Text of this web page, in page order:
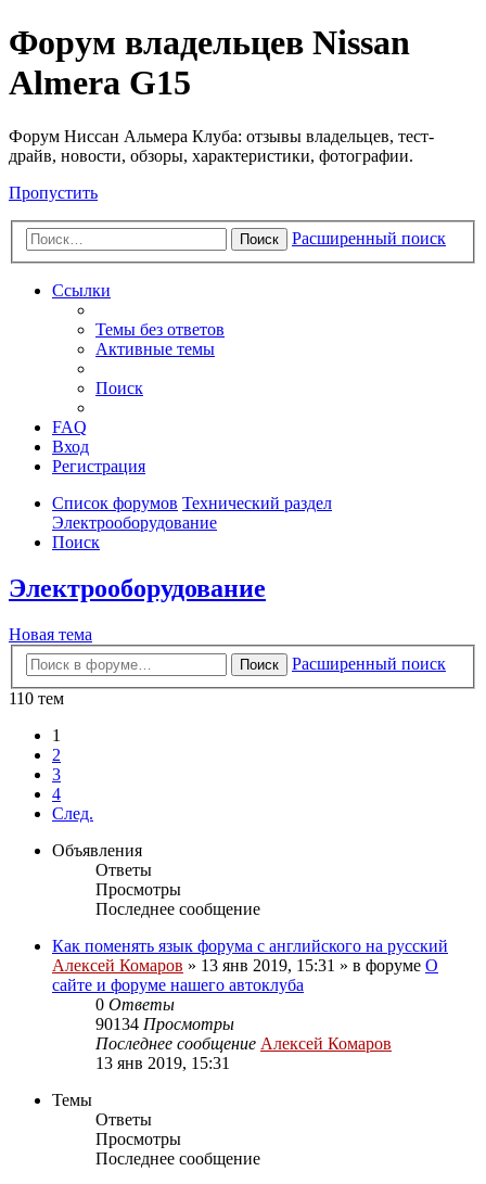
Форум владельцев Nissan
Almera G15
Форум Ниссан Альмера Клуба: отзывы владельцев, тест-
драйв, новости, обзоры, характеристики, фотографии.
Пропустить
Поиск Расширенный поиск
Ссылки
Темы без ответов
Активные темы
Поиск
FAQ
Вход
Регистрация
Список форумов Технический раздел
Электрооборудование
Поиск
Электрооборудование
Новая тема
Поиск
Расширенный поиск
110 тем
1
2
3
4
След.
Объявления
Ответы
Просмотры
Последнее сообщение
Как поменять язык форума с английского на русский
Алексей Комаров » 13 янв 2019, 15:31 » в форуме О
сайте и форуме нашего автоклуба
0 Ответы
90134 Просмотры
Последнее сообщение Алексей Комаров
13 янв 2019, 15:31
Темы
Ответы
Просмотры
Последнее сообщение